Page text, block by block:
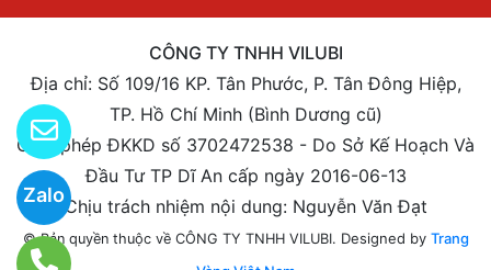
Zalo
CÔNG TY TNHH VILUBI
Địa chỉ: Số 109/16 KP. Tân Phước, P. Tân Đông Hiệp,
TP. Hồ Chí Minh (Bình Dương cũ)
Giấy phép ĐKKD số 3702472538 - Do Sở Kế Hoạch Và
Đầu Tư TP Dĩ An cấp ngày 2016-06-13
Chịu trách nhiệm nội dung: Nguyễn Văn Đạt
© Bản quyền thuộc về CÔNG TY TNHH VILUBI. Designed by Trang